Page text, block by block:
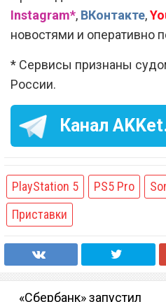
Instagram*, ВКонтакте,
новостями и оперативно
* Сервисы признаны
России.
Канал
PlayStation 5 PS5 Pro
Приставки
«Сбербанк» запустил